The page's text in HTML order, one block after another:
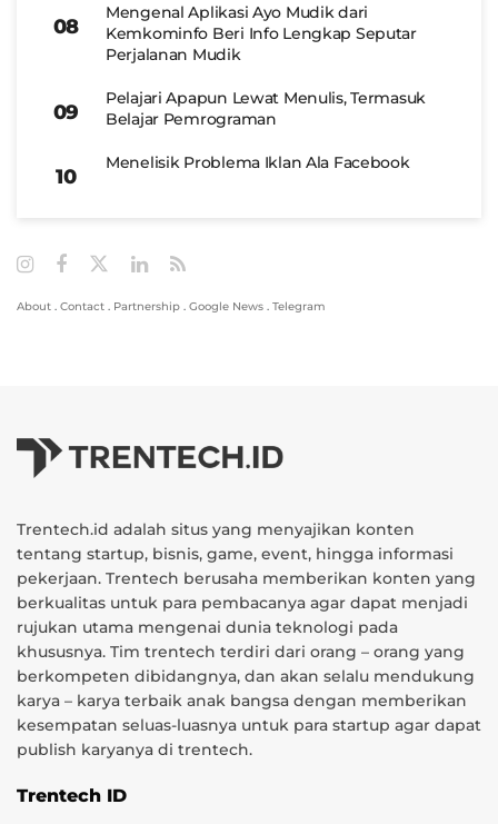
Mengenal Aplikasi Ayo Mudik dari
Kemkominfo Beri Info Lengkap Seputar
Perjalanan Mudik
Pelajari Apapun Lewat Menulis, Termasuk
Belajar Pemrograman
Menelisik Problema Iklan Ala Facebook
About . Contact . Partnership . Google News . Telegram
Trentech.id adalah situs yang menyajikan konten
tentang startup, bisnis, game, event, hingga informasi
pekerjaan. Trentech berusaha memberikan konten yang
berkualitas untuk para pembacanya agar dapat menjadi
rujukan utama mengenai dunia teknologi pada
khususnya. Tim trentech terdiri dari orang – orang yang
berkompeten dibidangnya, dan akan selalu mendukung
karya – karya terbaik anak bangsa dengan memberikan
kesempatan seluas-luasnya untuk para startup agar dapat
publish karyanya di trentech.
Trentech ID